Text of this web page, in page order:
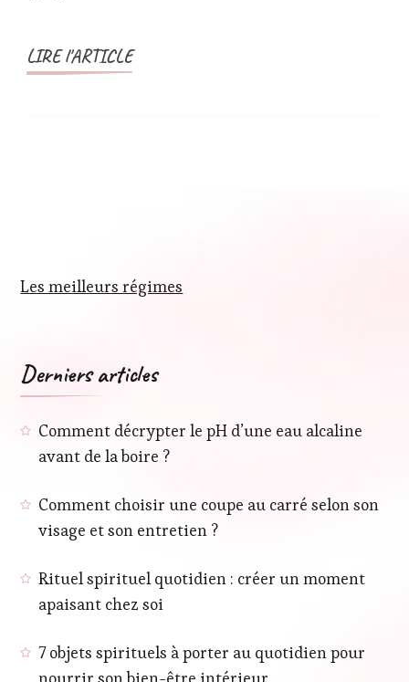
LIRE l'ARTICLE
Les meilleurs régimes
Derniers articles
Comment décrypter le pH d’une eau alcaline
avant de la boire ?
Comment choisir une coupe au carré selon son
visage et son entretien ?
Rituel spirituel quotidien : créer un moment
apaisant chez soi
7 objets spirituels à porter au quotidien pour
nourrir son bien-être intérieur